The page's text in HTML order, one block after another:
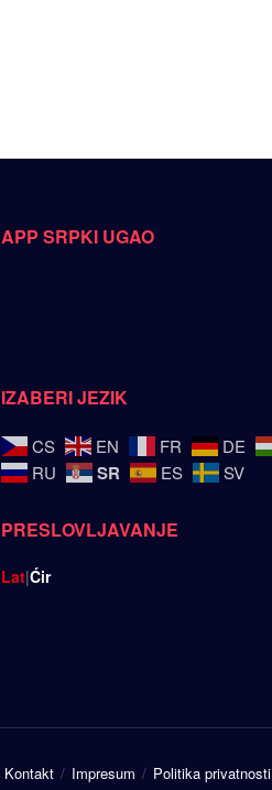
APP SRPKI UGAO
IZABERI JEZIK
CS EN FR DE
RU
SR ES SV
PRESLOVLJAVANJE
Lat|Ćir
Kontakt Impresum Politika privatnosti